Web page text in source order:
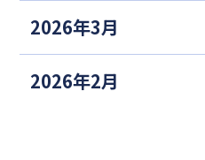
2026年3月
2026年2月